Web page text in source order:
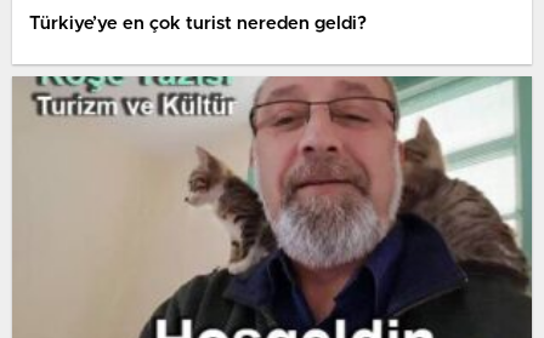
Türkiye’ye en çok turist nereden geldi?